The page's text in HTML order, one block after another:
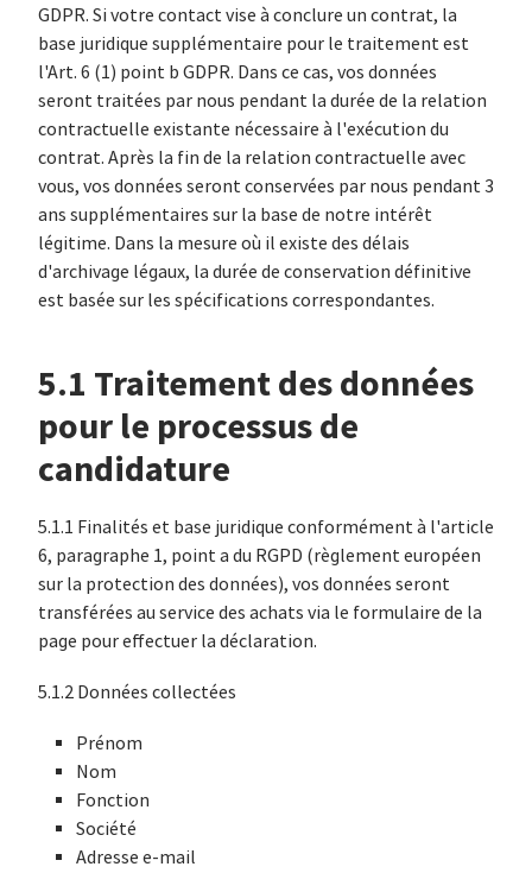
GDPR. Si votre contact vise à conclure un contrat, la
base juridique supplémentaire pour le traitement est
l'Art. 6 (1) point b GDPR. Dans ce cas, vos données
seront traitées par nous pendant la durée de la relation
contractuelle existante nécessaire à l'exécution du
contrat. Après la fin de la relation contractuelle avec
vous, vos données seront conservées par nous pendant 3
ans supplémentaires sur la base de notre intérêt
légitime. Dans la mesure où il existe des délais
d'archivage légaux, la durée de conservation définitive
est basée sur les spécifications correspondantes.
5.1 Traitement des données
pour le processus de
candidature
5.1.1 Finalités et base juridique conformément à l'article
6, paragraphe 1, point a du RGPD (règlement européen
sur la protection des données), vos données seront
transférées au service des achats via le formulaire de la
page pour effectuer la déclaration.
5.1.2 Données collectées
Prénom
Nom
Fonction
Société
Adresse e-mail